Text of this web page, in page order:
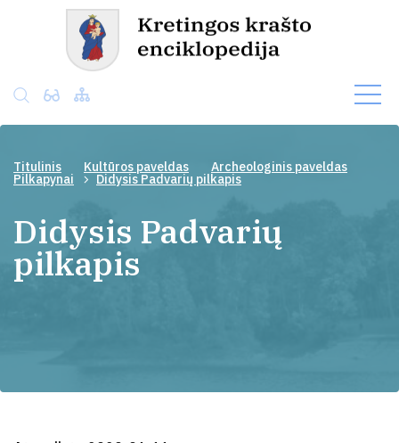
Titulinis Kultūros paveldas Archeologinis paveldas
Pilkapynai Didysis Padvarių pilkapis
Didysis Padvarių
pilkapis